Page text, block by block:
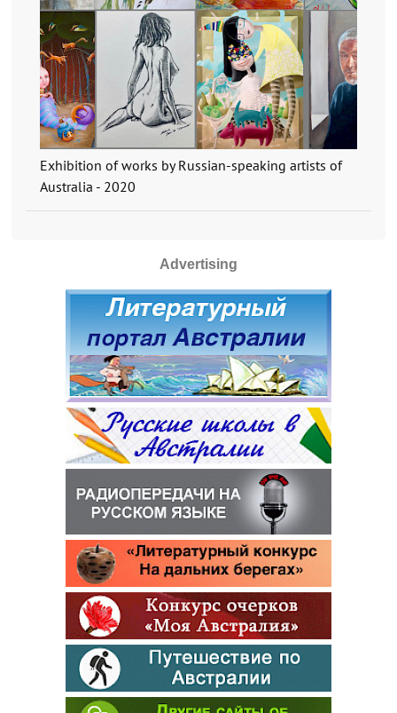
Exhibition of works by Russian-speaking artists of
Australia - 2020
Advertising